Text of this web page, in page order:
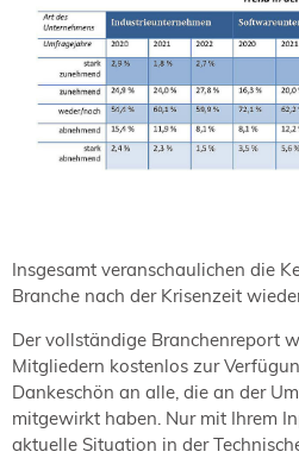
Insgesamt veranschaulichen die
Branche nach der Krisenzeit
Der vollständige Branchenreport
Mitgliedern kostenlos zur
Dankeschön an alle, die an der
mitgewirkt haben. Nur mit Ihrem
aktuelle Situation in der